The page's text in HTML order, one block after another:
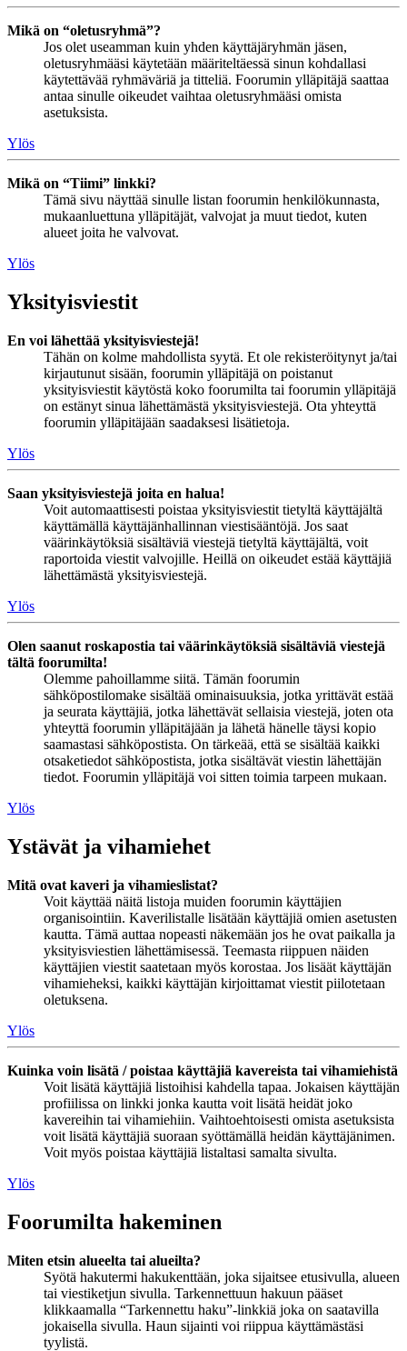
Mikä on “oletusryhmä”?
Jos olet useamman kuin yhden käyttäjäryhmän jäsen,
oletusryhmääsi käytetään määriteltäessä sinun kohdallasi
käytettävää ryhmäväriä ja titteliä. Foorumin ylläpitäjä saattaa
antaa sinulle oikeudet vaihtaa oletusryhmääsi omista
asetuksista.
Ylös
Mikä on “Tiimi” linkki?
Tämä sivu näyttää sinulle listan foorumin henkilökunnasta,
mukaanluettuna ylläpitäjät, valvojat ja muut tiedot, kuten
alueet joita he valvovat.
Ylös
Yksityisviestit
En voi lähettää yksityisviestejä!
Tähän on kolme mahdollista syytä. Et ole rekisteröitynyt ja/tai
kirjautunut sisään, foorumin ylläpitäjä on poistanut
yksityisviestit käytöstä koko foorumilta tai foorumin ylläpitäjä
on estänyt sinua lähettämästä yksityisviestejä. Ota yhteyttä
foorumin ylläpitäjään saadaksesi lisätietoja.
Ylös
Saan yksityisviestejä joita en halua!
Voit automaattisesti poistaa yksityisviestit tietyltä käyttäjältä
käyttämällä käyttäjänhallinnan viestisääntöjä. Jos saat
väärinkäytöksiä sisältäviä viestejä tietyltä käyttäjältä, voit
raportoida viestit valvojille. Heillä on oikeudet estää käyttäjiä
lähettämästä yksityisviestejä.
Ylös
Olen saanut roskapostia tai väärinkäytöksiä sisältäviä viestejä
tältä foorumilta!
Olemme pahoillamme siitä. Tämän foorumin
sähköpostilomake sisältää ominaisuuksia, jotka yrittävät estää
ja seurata käyttäjiä, jotka lähettävät sellaisia viestejä, joten ota
yhteyttä foorumin ylläpitäjään ja lähetä hänelle täysi kopio
saamastasi sähköpostista. On tärkeää, että se sisältää kaikki
otsaketiedot sähköpostista, jotka sisältävät viestin lähettäjän
tiedot. Foorumin ylläpitäjä voi sitten toimia tarpeen mukaan.
Ylös
Ystävät ja vihamiehet
Mitä ovat kaveri ja vihamieslistat?
Voit käyttää näitä listoja muiden foorumin käyttäjien
organisointiin. Kaverilistalle lisätään käyttäjiä omien asetusten
kautta. Tämä auttaa nopeasti näkemään jos he ovat paikalla ja
yksityisviestien lähettämisessä. Teemasta riippuen näiden
käyttäjien viestit saatetaan myös korostaa. Jos lisäät käyttäjän
vihamieheksi, kaikki käyttäjän kirjoittamat viestit piilotetaan
oletuksena.
Ylös
Kuinka voin lisätä / poistaa käyttäjiä kavereista tai vihamiehistä
Voit lisätä käyttäjiä listoihisi kahdella tapaa. Jokaisen käyttäjän
profiilissa on linkki jonka kautta voit lisätä heidät joko
kavereihin tai vihamiehiin. Vaihtoehtoisesti omista asetuksista
voit lisätä käyttäjiä suoraan syöttämällä heidän käyttäjänimen.
Voit myös poistaa käyttäjiä listaltasi samalta sivulta.
Ylös
Foorumilta hakeminen
Miten etsin alueelta tai alueilta?
Syötä hakutermi hakukenttään, joka sijaitsee etusivulla, alueen
tai viestiketjun sivulla. Tarkennettuun hakuun pääset
klikkaamalla “Tarkennettu haku”-linkkiä joka on saatavilla
jokaisella sivulla. Haun sijainti voi riippua käyttämästäsi
tyylistä.